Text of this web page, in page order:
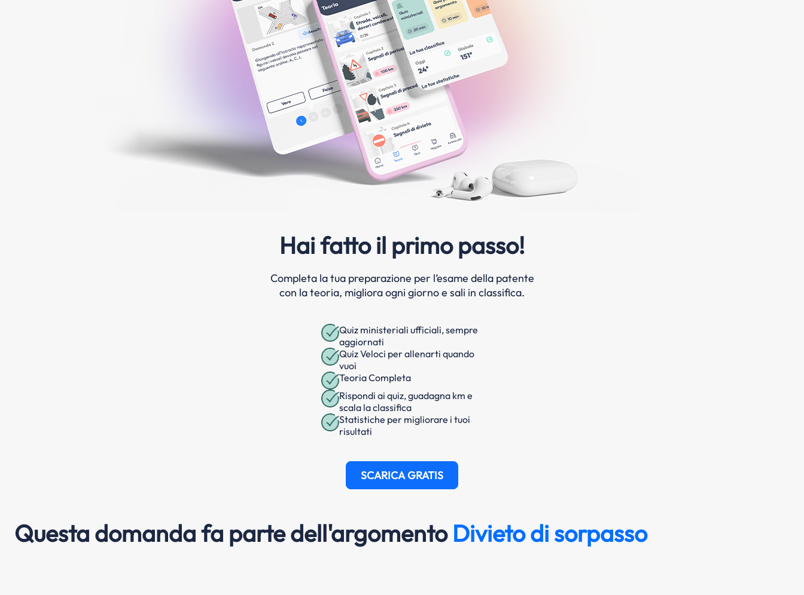
Hai fatto il primo passo!
Completa la tua preparazione per l’esame della patente
con la teoria, migliora ogni giorno e sali in classifica.
Quiz ministeriali ufficiali, sempre
aggiornati
Quiz Veloci per allenarti quando
vuoi
Teoria Completa
Rispondi ai quiz, guadagna km e
scala la classifica
Statistiche per migliorare i tuoi
risultati
SCARICA GRATIS
Questa domanda fa parte dell'argomento Divieto di sorpasso